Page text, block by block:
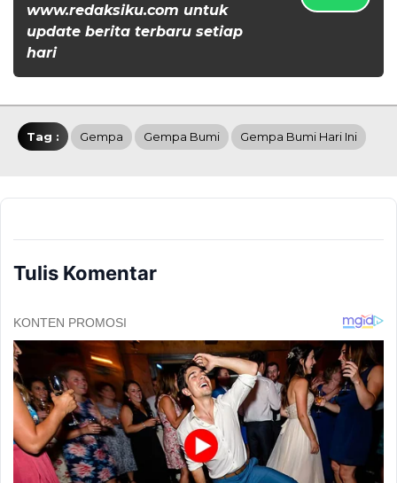
www.redaksiku.com untuk
update berita terbaru setiap
hari
Tag : Gempa Gempa Bumi Gempa Bumi Hari Ini
Tulis Komentar